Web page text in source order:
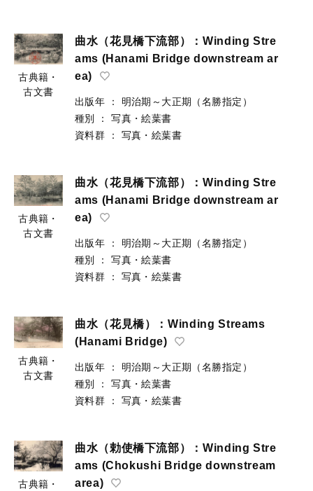
古典籍・
古文書
曲水（花見橋下流部）：Winding Stre
ams (Hanami Bridge downstream ar
ea)
出版年 ：
明治期～大正期（名勝指定）
種別
：
写真・絵葉書
資料群
： 写真・絵葉書
古典籍・
古文書
曲水（花見橋下流部）：Winding Stre
ams (Hanami Bridge downstream ar
ea)
出版年 ：
明治期～大正期（名勝指定）
種別
：
写真・絵葉書
資料群
： 写真・絵葉書
古典籍・
古文書
曲水（花見橋）：Winding Streams
(Hanami Bridge)
出版年 ：
明治期～大正期（名勝指定）
種別
：
写真・絵葉書
資料群
： 写真・絵葉書
古典籍・
曲水（勅使橋下流部）：Winding Stre
ams (Chokushi Bridge downstream
area)